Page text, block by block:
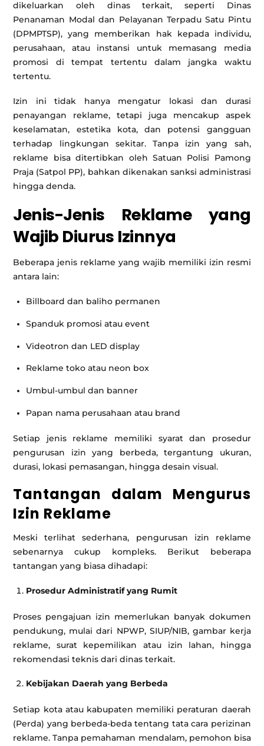
dikeluarkan oleh dinas terkait, seperti Dinas
Penanaman Modal dan Pelayanan Terpadu Satu Pintu
(DPMPTSP), yang memberikan hak kepada individu,
perusahaan, atau instansi untuk memasang media
promosi di tempat tertentu dalam jangka waktu
tertentu.
Izin ini tidak hanya mengatur lokasi dan durasi
penayangan reklame, tetapi juga mencakup aspek
keselamatan, estetika kota, dan potensi gangguan
terhadap lingkungan sekitar. Tanpa izin yang sah,
reklame bisa ditertibkan oleh Satuan Polisi Pamong
Praja (Satpol PP), bahkan dikenakan sanksi administrasi
hingga denda.
Jenis-Jenis Reklame yang
Wajib Diurus Izinnya
Beberapa jenis reklame yang wajib memiliki izin resmi
antara lain:
Billboard dan baliho permanen
Spanduk promosi atau event
Videotron dan LED display
Reklame toko atau neon box
Umbul-umbul dan banner
Papan nama perusahaan atau brand
Setiap jenis reklame memiliki syarat dan prosedur
pengurusan izin yang berbeda, tergantung ukuran,
durasi, lokasi pemasangan, hingga desain visual.
Tantangan dalam Mengurus
Izin Reklame
Meski terlihat sederhana, pengurusan izin reklame
sebenarnya cukup kompleks. Berikut beberapa
tantangan yang biasa dihadapi:
Prosedur Administratif yang Rumit
Proses pengajuan izin memerlukan banyak dokumen
pendukung, mulai dari NPWP, SIUP/NIB, gambar kerja
reklame, surat kepemilikan atau izin lahan, hingga
rekomendasi teknis dari dinas terkait.
Kebijakan Daerah yang Berbeda
Setiap kota atau kabupaten memiliki peraturan daerah
(Perda) yang berbeda-beda tentang tata cara perizinan
reklame. Tanpa pemahaman mendalam, pemohon bisa